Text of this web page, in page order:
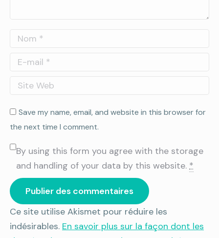
Nom *
E-mail *
Site Web
Save my name, email, and website in this browser for
the next time I comment.
By using this form you agree with the storage
and handling of your data by this website. *
Publier des commentaires
Ce site utilise Akismet pour réduire les
indésirables. En savoir plus sur la façon dont les